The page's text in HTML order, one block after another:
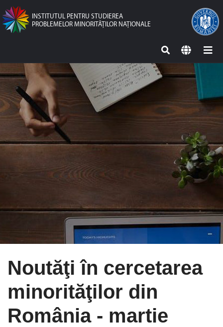
INSTITUTUL PENTRU STUDIEREA
PROBLEMELOR MINORITĂŢILOR NAŢIONALE
Noutăţi în cercetarea
minorităţilor din
România - martie